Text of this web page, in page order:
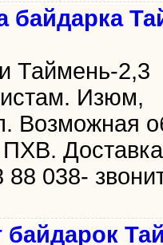
байдарка
Таймень-2,3
Изюм,
Возможная
ПХВ.
038-
байдарок